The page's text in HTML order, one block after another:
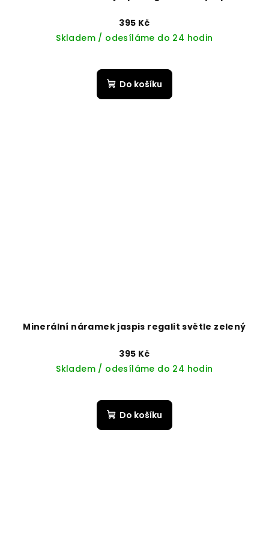
395 Kč
Skladem / odesíláme do 24 hodin
Do košíku
Minerální náramek jaspis regalit světle zelený
395 Kč
Skladem / odesíláme do 24 hodin
Do košíku